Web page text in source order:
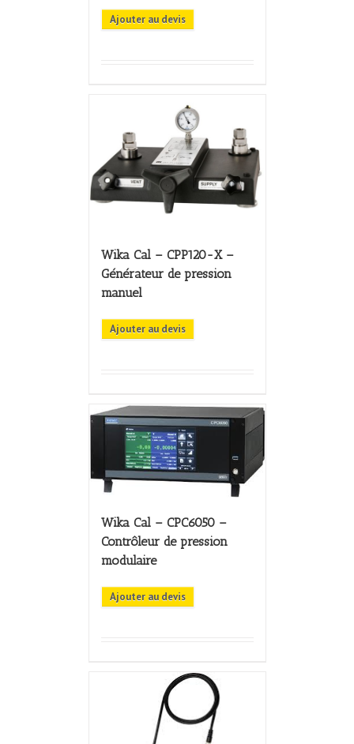
Ajouter au devis
Wika Cal – CPP120-X –
Générateur de pression
manuel
Ajouter au devis
Wika Cal – CPC6050 –
Contrôleur de pression
modulaire
Ajouter au devis